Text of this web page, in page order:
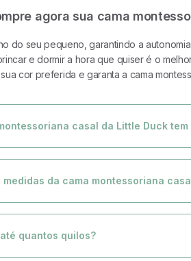
agora sua cama
do seu pequeno, garantindo a
e dormir a hora que quiser é o
sua cor preferida e garanta a cama
casal da Little Duck
móveis Little Duck têm garantia de 1 ano,
entre em conosco. Sua satisfação é nossa
medidas da cama montessoriana
permite que a criança entre e saia dela de
x 1,66m x 0,22m. *0,42m a parte mais alta
quantos quilos?